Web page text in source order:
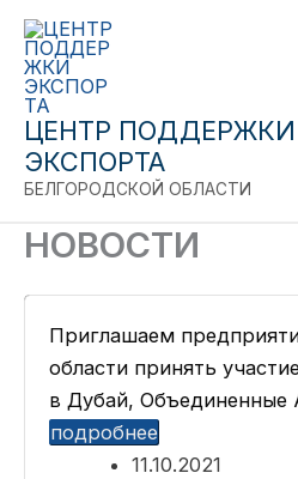
Перейти
содержимому
ЦЕНТР ПОДДЕРЖКИ
ЭКСПОРТА
БЕЛГОРОДСКОЙ ОБЛАСТИ
НОВОСТИ
Приглашаем
области принять
в Дубай, Объединенные
подробнее
11.10.2021